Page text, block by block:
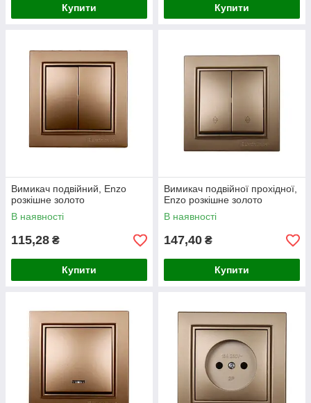
Купити Купити
Вимикач подвійний, Enzo
розкішне золото
В наявності
115,28 ₴
Купити
Вимикач подвійної прохідної,
Enzo розкішне золото
В наявності
147,40 ₴
Купити